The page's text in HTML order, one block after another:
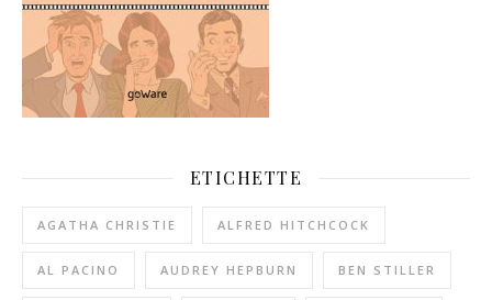
ETICHETTE
AGATHA CHRISTIE ALFRED HITCHCOCK
AL PACINO AUDREY HEPBURN BEN STILLER